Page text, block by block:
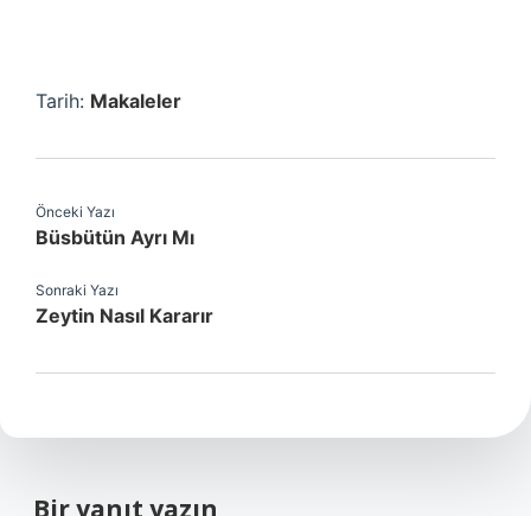
Tarih: Makaleler
Önceki Yazı
Büsbütün Ayrı Mı
Sonraki Yazı
Zeytin Nasıl Kararır
Bir yanıt yazın